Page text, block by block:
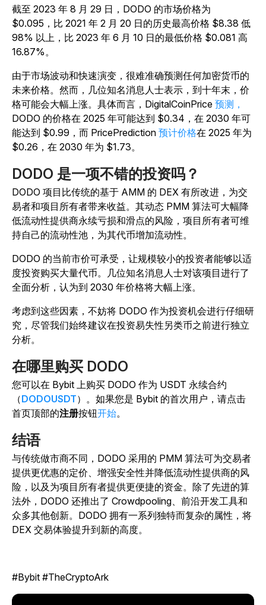
截至 2023 年 8 月 29 日，DODO 的市场价格为
$0.095，比 2021 年 2 月 20 日的历史最高价格 $8.38 低
98% 以上，比 2023 年 6 月 10 日的最低价格 $0.081 高
16.87%。
由于市场波动和快速演变，很难准确预测任何加密货币的
未来价格。然而，几位知名消息人士表示，到十年末，价
格可能会大幅上涨。具体而言，DigitalCoinPrice 预测，
DODO 的价格在 2025 年可能达到 $0.34，在 2030 年可
能达到 $0.99，而 PricePrediction 预计价格在 2025 年为
$0.26，在 2030 年为 $1.73。
DODO 是一项不错的投资吗？
DODO 项目比传统的基于 AMM 的 DEX 有所改进，为交
易者和项目所有者带来收益。其动态 PMM 算法可大幅降
低流动性提供商永续亏损和滑点的风险，项目所有者可维
持自己的流动性池，为其代币增加流动性。
DODO 的当前市价可承受，让规模较小的投资者能够以适
度投资购买大量代币。几位知名消息人士对该项目进行了
全面分析，认为到 2030 年价格将大幅上涨。
考虑到这些因素，不妨将 DODO 作为投资机会进行仔细研
究，尽管我们始终建议在投资易失性另类币之前进行独立
分析。
在哪里购买 DODO
您可以在 Bybit 上购买 DODO 作为 USDT 永续合约
（DODOUSDT）。如果您是 Bybit 的首次用户，请点击
首页顶部的注册按钮开始。
结语
与传统做市商不同，DODO 采用的 PMM 算法可为交易者
提供更优惠的定价、增强安全性并降低流动性提供商的风
险，以及为项目所有者提供更便捷的资金。除了先进的算
法外，DODO 还推出了 Crowdpooling、前沿开发工具和
众多其他创新。DODO 拥有一系列独特而复杂的属性，将
DEX 交易体验提升到新的高度。
#Bybit #TheCryptoArk